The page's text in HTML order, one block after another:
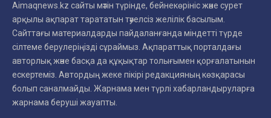
Aimaqnews.kz сайты мәтін түрінде, бейнекөрініс және сурет
арқылы ақпарат тарататын тәуелсіз желілік басылым.
Сайттағы материалдарды пайдаланғанда міндетті түрде
сілтеме берулеріңізді сұраймыз. Ақпараттық порталдағы
авторлық және басқа да құқықтар толығымен қорғалатынын
ескертеміз. Автордың жеке пікірі редакцияның көзқарасы
болып саналмайды. Жарнама мен түрлі хабарландыруларға
жарнама беруші жауапты.